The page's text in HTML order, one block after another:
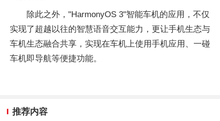
除此之外，"HarmonyOS 3"智能车机的应用，不仅
实现了超越以往的智慧语音交互能力，更让手机生态与
车机生态融合共享，实现在车机上使用手机应用、一碰
车机即导航等便捷功能。
推荐内容